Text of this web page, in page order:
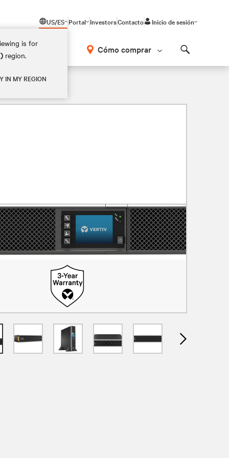
US/ES
is for
region.
IN MY REGION
Portal InvestorsContacto Inicio de sesión
Cómo comprar